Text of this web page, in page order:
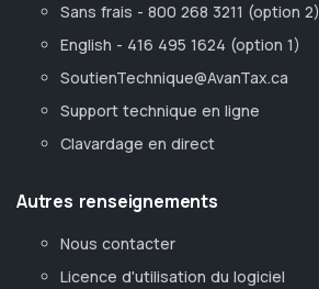
Sans frais - 800 268 3211 (option 2)
English - 416 495 1624 (option 1)
SoutienTechnique@AvanTax.ca
Support technique en ligne
Clavardage en direct
Autres renseignements
Nous contacter
Licence d'utilisation du logiciel